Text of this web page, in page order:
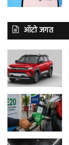
ऑटो जगत